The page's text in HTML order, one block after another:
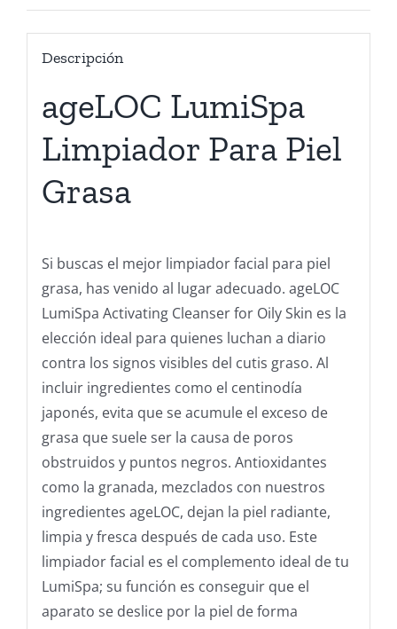
Descripción
ageLOC LumiSpa
Limpiador Para Piel
Grasa
Si buscas el mejor limpiador facial para piel
grasa, has venido al lugar adecuado. ageLOC
LumiSpa Activating Cleanser for Oily Skin es la
elección ideal para quienes luchan a diario
contra los signos visibles del cutis graso. Al
incluir ingredientes como el centinodía
japonés, evita que se acumule el exceso de
grasa que suele ser la causa de poros
obstruidos y puntos negros. Antioxidantes
como la granada, mezclados con nuestros
ingredientes ageLOC, dejan la piel radiante,
limpia y fresca después de cada uso. Este
limpiador facial es el complemento ideal de tu
LumiSpa; su función es conseguir que el
aparato se deslice por la piel de forma